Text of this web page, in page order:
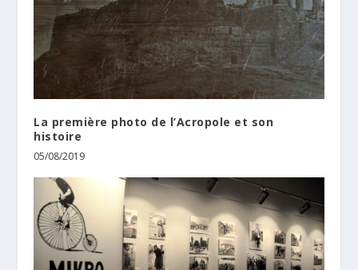
La première photo de l’Acropole et son
histoire
05/08/2019